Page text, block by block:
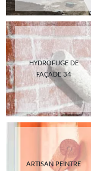
HYDROFUGE DE
FAÇADE 34
ARTISAN PEINTRE